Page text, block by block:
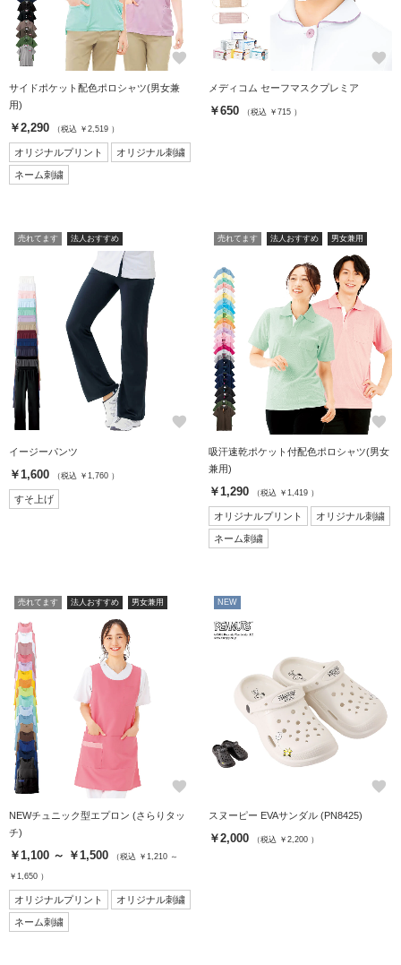
favorite
サイドポケット配色ポロシャツ(男女兼
用)
￥2,290 （税込 ￥2,519 ）
オリジナルプリント オリジナル刺繍
ネーム刺繍
favorite
メディコム セーフマスクプレミア
￥650 （税込 ￥715 ）
売れてます 法人おすすめ
favorite
イージーパンツ
￥1,600 （税込 ￥1,760 ）
すそ上げ
売れてます 法人おすすめ 男女兼用
favorite
吸汗速乾ポケット付配色ポロシャツ(男女
兼用)
￥1,290 （税込 ￥1,419 ）
オリジナルプリント オリジナル刺繍
ネーム刺繍
売れてます 法人おすすめ 男女兼用
favorite
NEWチュニック型エプロン (さらりタッ
チ)
￥1,100 ～ ￥1,500 （税込 ￥1,210 ～
￥1,650 ）
オリジナルプリント オリジナル刺繍
ネーム刺繍
NEW
favorite
スヌーピー EVAサンダル (PN8425)
￥2,000 （税込 ￥2,200 ）